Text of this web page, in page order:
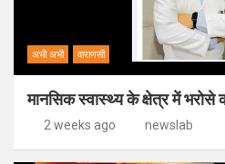
अभी अभी वाराणसी
मानसिक स्वास्थ्य के क्षेत्र में भरोसे
2 weeks ago newslab